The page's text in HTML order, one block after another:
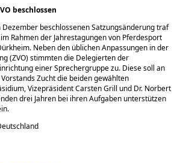
beschlossen
beschlossenen Satzungsänderung traf
Rahmen der Jahrestagungen von Pferdesport
Neben den üblichen Anpassungen in der
(ZVO) stimmten die Delegierten der
einer Sprechergruppe zu. Diese soll an
Zucht die beiden gewählten
Vizepräsident Carsten Grill und Dr. Norbert
drei Jahren bei ihren Aufgaben unterstützen